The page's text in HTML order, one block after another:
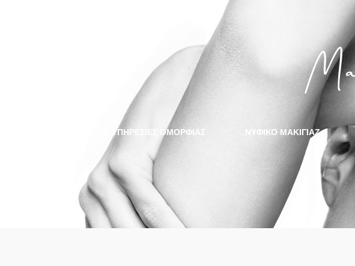
ΥΠΗΡΕΣΙΕΣ ΟΜΟΡΦΙΑΣ NYΦΙΚΟ ΜΑΚΙΓΙΑΖ